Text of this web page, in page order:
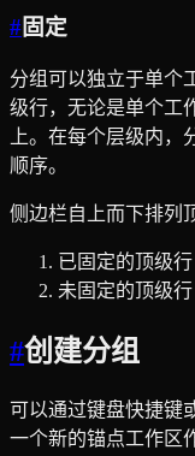
#固定
分组可以独立于单个
级行，无论是单个工
上。在每个层级内
顺序。
侧边栏自上而下排列
已固定的顶级
未固定的顶级行
#创建分组
可以通过键盘快捷键
一个新的锚点工作区